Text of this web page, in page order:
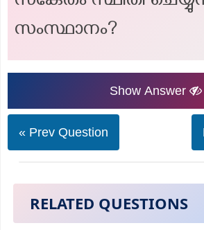
സംസ്ഥാനം?
Show Answer
« Prev Question
RELATED QUESTIONS